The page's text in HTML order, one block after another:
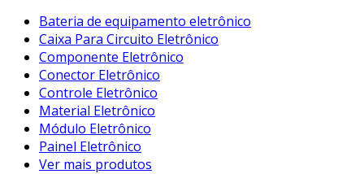
Bateria de equipamento eletrônico
Caixa Para Circuito Eletrônico
Componente Eletrônico
Conector Eletrônico
Controle Eletrônico
Material Eletrônico
Módulo Eletrônico
Painel Eletrônico
Ver mais produtos